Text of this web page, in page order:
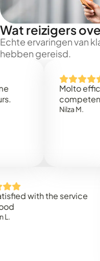
Wat reizigers
Echte ervaringen van
hebben gereisd.
Molto efficace!
competenza!
with the service